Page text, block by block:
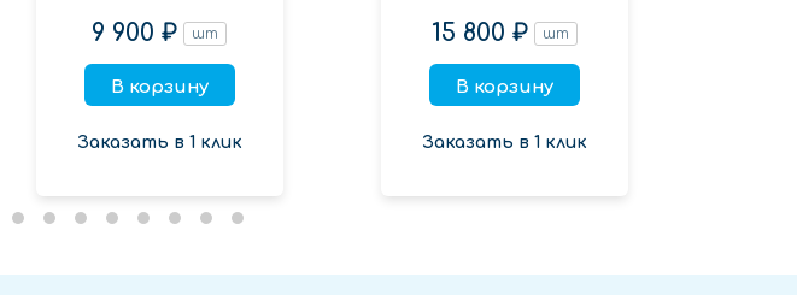
9 900 ₽ шт
В корзину
Заказать в 1 клик
15 800 ₽ шт
В корзину
Заказать в 1 клик